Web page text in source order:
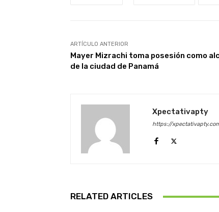
ARTÍCULO ANTERIOR
Mayer Mizrachi toma posesión como
de la ciudad de Panamá
Xpectativapty
https://
RELATED ARTICLES